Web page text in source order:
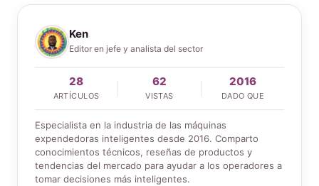
Ken
Editor en jefe y analista del sector
28
ARTÍCULOS
62
VISTAS
2016
DADO QUE
Especialista en la industria de las máquinas
expendedoras inteligentes desde 2016. Comparto
conocimientos técnicos, reseñas de productos y
tendencias del mercado para ayudar a los operadores a
tomar decisiones más inteligentes.